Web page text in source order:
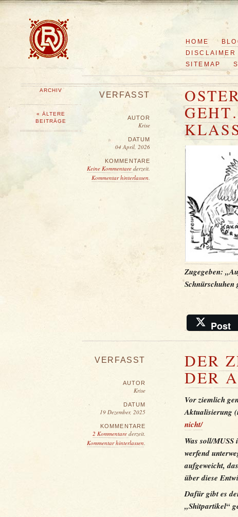
HOME
DISCLAIMER
SITEMAP
ARCHIV
« ÄLTERE
BEITRÄGE
VERFASST
AUTOR
Krise
DATUM
04 April, 2026
KOMMENTARE
Keine Kommentare derzeit.
Kommentar hinterlassen.
Zugegeben:
Schnürschuhen
Post
VERFASST
AUTOR
Krise
DATUM
19 Dezember, 2025
KOMMENTARE
2 Kommentare derzeit.
Kommentar hinterlassen.
DER
DER
Vor ziemlich
Aktualisierung
nicht/
Was soll/
werfend
aufgeweicht,
über diese
Dafür gibt es
„Shitpartikel“